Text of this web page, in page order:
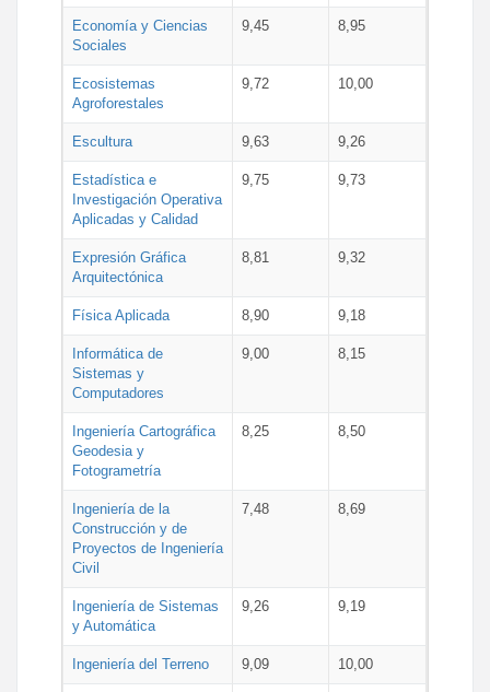
Economía y Ciencias
Sociales
9,45 8,95
Ecosistemas
Agroforestales
9,72 10,00
Escultura 9,63 9,26
Estadística e
Investigación Operativa
Aplicadas y Calidad
9,75 9,73
Expresión Gráfica
Arquitectónica
8,81 9,32
Física Aplicada 8,90 9,18
Informática de
Sistemas y
Computadores
9,00 8,15
Ingeniería Cartográfica
Geodesia y
Fotogrametría
8,25 8,50
Ingeniería de la
Construcción y de
Proyectos de Ingeniería
Civil
7,48 8,69
Ingeniería de Sistemas
y Automática
9,26 9,19
Ingeniería del Terreno 9,09 10,00